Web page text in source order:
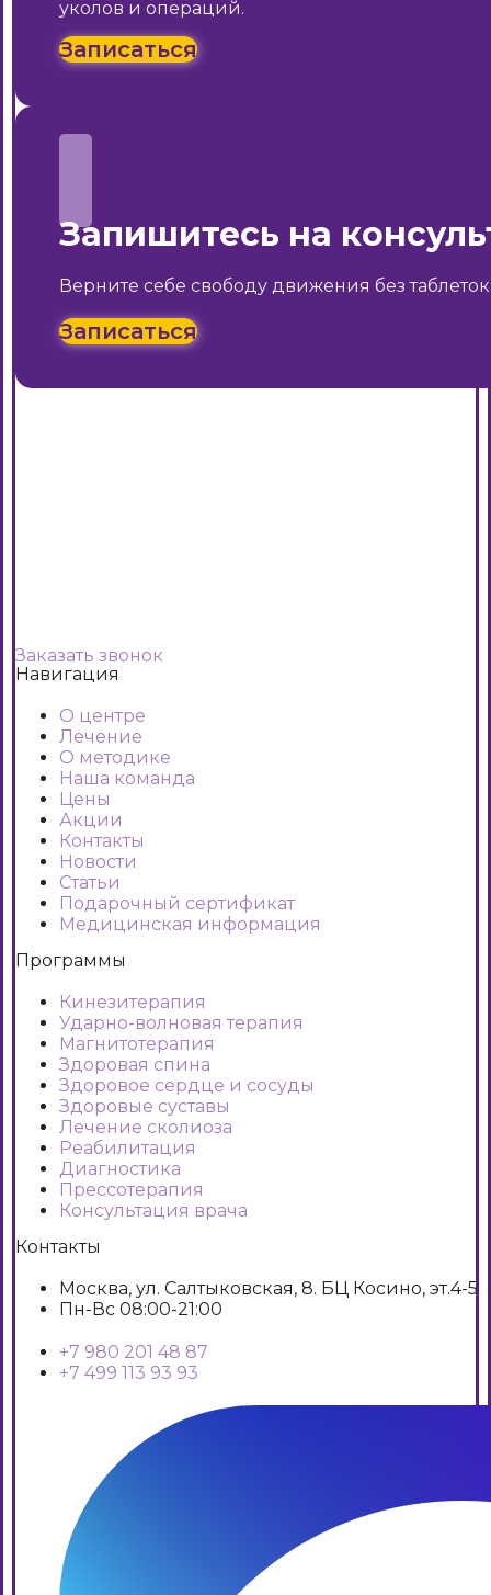
уколов и операций.
Записаться
Запишитесь на
Верните себе свободу движения без
Записаться
Заказать звонок
Навигация
О центре
Лечение
О методике
Наша команда
Цены
Акции
Контакты
Новости
Статьи
Подарочный сертификат
Медицинская информация
Программы
Кинезитерапия
Ударно-волновая терапия
Магнитотерапия
Здоровая спина
Здоровое сердце и сосуды
Здоровые суставы
Лечение сколиоза
Реабилитация
Диагностика
Прессотерапия
Консультация врача
Контакты
Москва, ул. Салтыковская, 8. БЦ Косино, эт.4-5
Пн-Вс 08:00-21:00
+7 980 201 48 87
+7 499 113 93 93